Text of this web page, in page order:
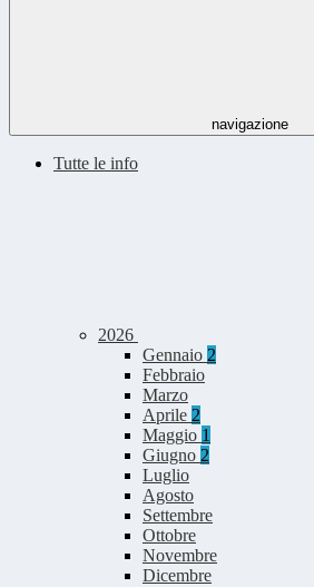
navigazione
Tutte le info
2026
Gennaio 2
Febbraio
Marzo
Aprile 2
Maggio 1
Giugno 2
Luglio
Agosto
Settembre
Ottobre
Novembre
Dicembre